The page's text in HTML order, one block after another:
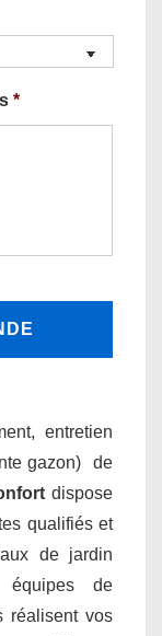
*
entretien
gazon) de
dispose
qualifiés et
de jardin
équipes de
réalisent vos